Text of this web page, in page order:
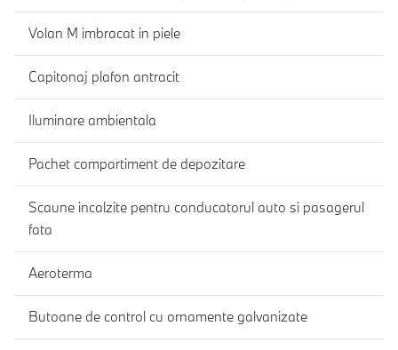
Volan M imbracat in piele
Capitonaj plafon antracit
Iluminare ambientala
Pachet compartiment de depozitare
Scaune incalzite pentru conducatorul auto si pasagerul
fata
Aeroterma
Butoane de control cu ornamente galvanizate